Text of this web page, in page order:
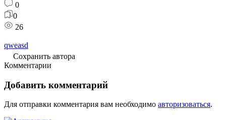
0
0
26
qweasd
Сохранить автора
Комментарии
Добавить комментарий
Для отправки комментария вам необходимо авторизоваться.